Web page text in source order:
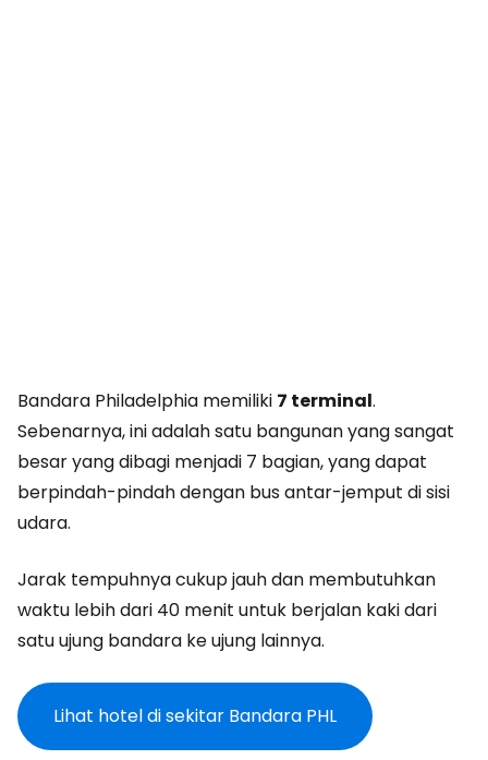
Bandara Philadelphia memiliki 7 terminal.
Sebenarnya, ini adalah satu bangunan yang sangat
besar yang dibagi menjadi 7 bagian, yang dapat
berpindah-pindah dengan bus antar-jemput di sisi
udara.
Jarak tempuhnya cukup jauh dan membutuhkan
waktu lebih dari 40 menit untuk berjalan kaki dari
satu ujung bandara ke ujung lainnya.
Lihat hotel di sekitar Bandara PHL